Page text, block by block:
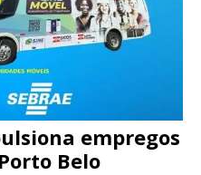
empregos
Belo